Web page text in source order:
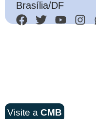
Brasília/DF
Visite a CMB